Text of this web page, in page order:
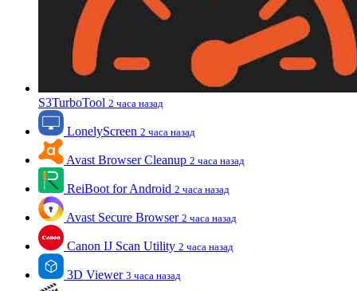
S3TurboTool 2 часа назад
LonelyScreen 2 часа назад
Avast Browser Cleanup 2 часа назад
ReiBoot for Android 2 часа назад
Avast Secure Browser 2 часа назад
Canon IJ Scan Utility 2 часа назад
3D Viewer 3 часа назад